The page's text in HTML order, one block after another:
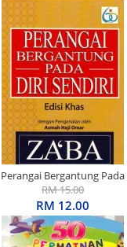
Perangai Bergantung Pada
Diri Sendiri Edisi Khas
RM 15.00
RM 12.00